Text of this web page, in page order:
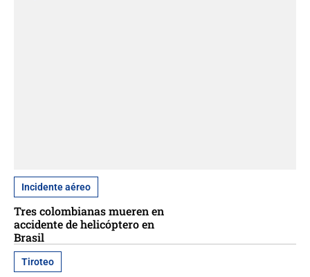
Incidente aéreo
Tres colombianas mueren en
accidente de helicóptero en
Brasil
Tiroteo